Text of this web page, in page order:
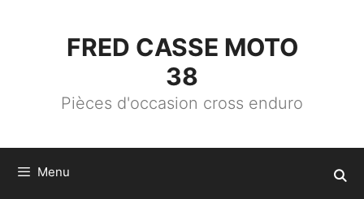
FRED CASSE MOTO
38
Pièces d'occasion cross enduro
Menu